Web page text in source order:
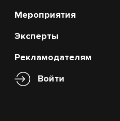
Мероприятия
Эксперты
Рекламодателям
Войти